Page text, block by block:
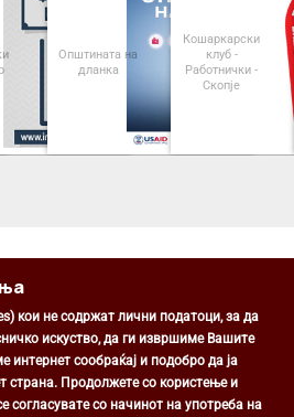
Општината на
дланка
Кошаркарски
клуб -
Работнички -
Скопје
Центар
Цоков бр. 1, Скопје
кои не содржат лични податоци, за да
искуство, да ги извршиме Вашите
интернет сообраќај и подобро да ја
страна. Продолжете со користење и
согласувате со начинот на употреба на